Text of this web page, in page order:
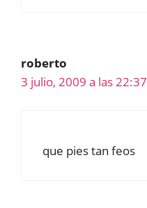
roberto
3 julio, 2009 a las 22:37
que pies tan feos